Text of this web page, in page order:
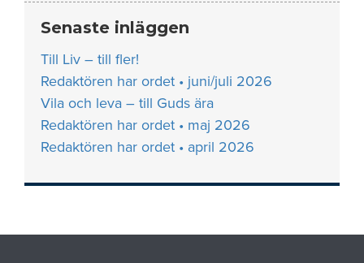
Senaste inläggen
Till Liv – till fler!
Redaktören har ordet • juni/juli 2026
Vila och leva – till Guds ära
Redaktören har ordet • maj 2026
Redaktören har ordet • april 2026